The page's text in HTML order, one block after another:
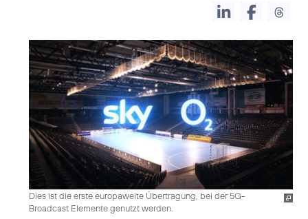
Dies ist die erste europaweite Übertragung, bei der 5G-
Broadcast Elemente genutzt werden.